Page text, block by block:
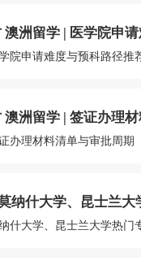
院申请难度与预科路径推
澳洲留学 | 签证办理
办理材料清单与审批周期
纳什大学、昆士兰大
什大学、昆士兰大学热门